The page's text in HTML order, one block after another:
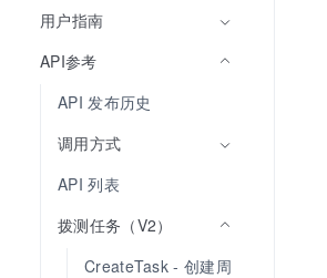
用户指南
API参考
API 发布历史
调用方式
API 列表
拨测任务（V2）
CreateTask - 创建周